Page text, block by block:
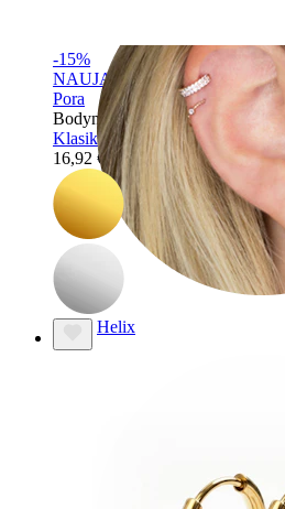
Helix
-15%
NAUJAS
Pora
Bodymod Essentials
Klasikinių huggie tipo žiedų pora
16,92 €19,90 €